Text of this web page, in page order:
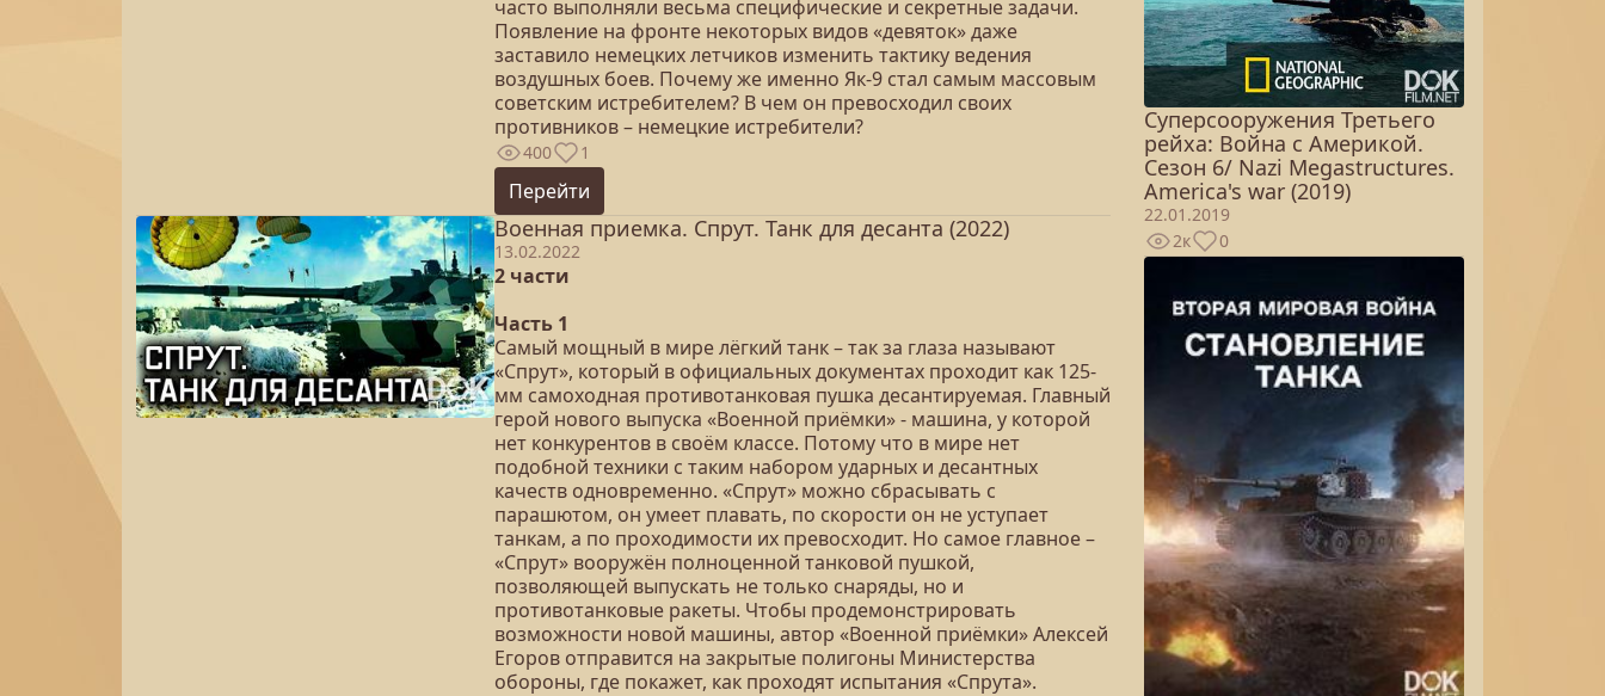
часто выполняли весьма специфические и секретные задачи.
Появление на фронте некоторых видов «девяток» даже
заставило немецких летчиков изменить тактику ведения
воздушных боев. Почему же именно Як-9 стал самым массовым
советским истребителем? В чем он превосходил своих
противников – немецкие истребители?
400 1
Перейти
Военная приемка. Спрут. Танк для десанта (2022)
13.02.2022
2 части
Часть 1
Самый мощный в мире лёгкий танк – так за глаза называют
«Спрут», который в официальных документах проходит как 125-
мм самоходная противотанковая пушка десантируемая. Главный
герой нового выпуска «Военной приёмки» - машина, у которой
нет конкурентов в своём классе. Потому что в мире нет
подобной техники с таким набором ударных и десантных
качеств одновременно. «Спрут» можно сбрасывать с
парашютом, он умеет плавать, по скорости он не уступает
танкам, а по проходимости их превосходит. Но самое главное –
«Спрут» вооружён полноценной танковой пушкой,
позволяющей выпускать не только снаряды, но и
противотанковые ракеты. Чтобы продемонстрировать
возможности новой машины, автор «Военной приёмки» Алексей
Егоров отправится на закрытые полигоны Министерства
обороны, где покажет, как проходят испытания «Спрута».
Суперсооружения Третьего
рейха: Война с Америкой.
Сезон 6/ Nazi Megastructures.
America's war (2019)
22.01.2019
2к
0